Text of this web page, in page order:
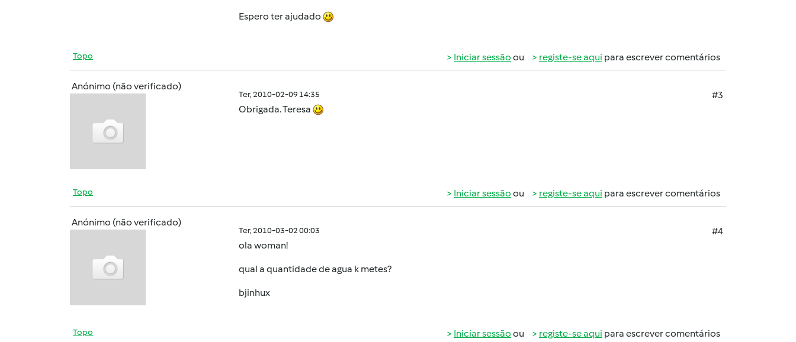
Espero ter ajudado
Topo Iniciar sessão ou registe-se aqui para escrever comentários
Anónimo (não verificado)
Ter, 2010-02-09 14:35
#3
Obrigada. Teresa
Topo Iniciar sessão ou registe-se aqui para escrever comentários
Anónimo (não verificado)
Ter, 2010-03-02 00:03
#4
ola woman!
qual a quantidade de agua k metes?
bjinhux
Topo Iniciar sessão ou registe-se aqui para escrever comentários